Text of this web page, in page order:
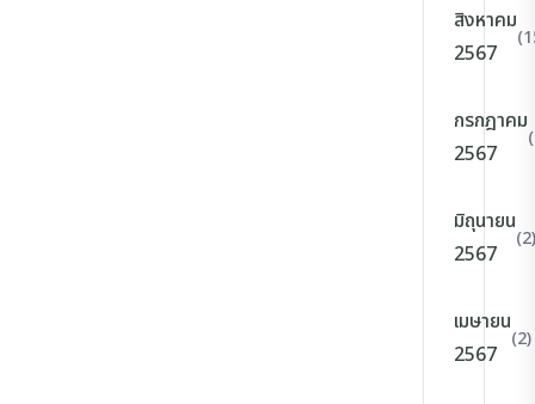
สิงหาคม
2567
กรกฎาคม
2567
มิถุนายน
2567
(2)
เมษายน
2567
(2)